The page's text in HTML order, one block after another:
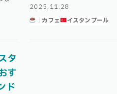
カフェもいくつか存在します！ 今 …
2025.11.28
｜カフェ
イスタンブール
タ
す
ド